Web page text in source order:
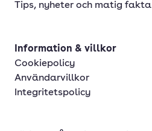
Tips, nyheter och matig fakta
Information & villkor
Cookiepolicy
Användarvillkor
Integritetspolicy